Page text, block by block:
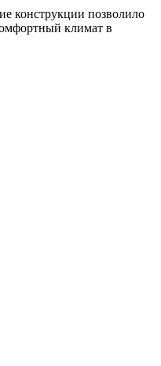
конструкции позволило
климат в